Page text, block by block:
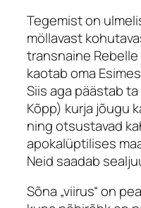
Tegemist on
möllavast
transnaine
kaotab oma
Siis aga päästab
Kõpp) kurja jõugu
ning otsustavad
apokalüptilises
Neid saadab
Sõna „viirus“ on